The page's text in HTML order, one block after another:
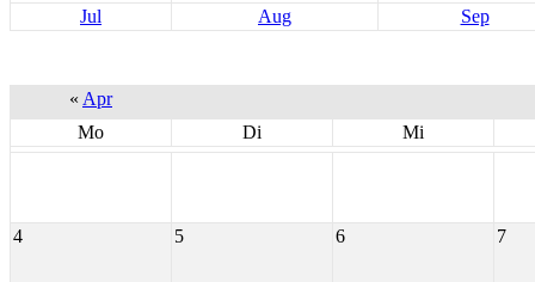
Jul
Aug Sep
« Apr
Mo
Di Mi
4 5 6 7